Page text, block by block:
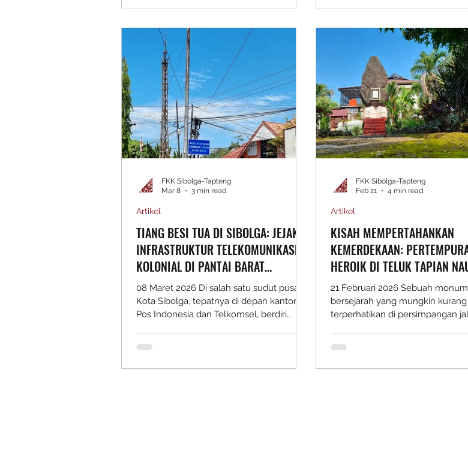
Masa.” Pameran ini digelar di Kedai Kopi
April hingga 17 Mei 2026 sebagai bagian
dari upaya membangun kesadaran
masyarakat terhadap sejarah dan identitas
Kota Sibolga. Kegiatan ini didukung oleh
Balai Pelestarian Kebudayaan (B
Cerita.” Diskusi ini menjadi wadah
budayawan, pemerintah, dan
muda untuk melihat kembali
Sibolga sebagai kota yang kaya
namun masih menghadapi
besar dalam pelestarian
TIANG BESI TUA DI SIBOLGA: JEJAK
INFRASTRUKTUR TELEKOMUNIKASI
KOLONIAL DI PANTAI BARAT
SUMATRA
08 Maret 2026 Di salah satu sudut pusat
Kota Sibolga, tepatnya di depan kantor PT
Pos Indonesia dan Telkomsel, berdiri
seperti bagian dari infrastruktur lama yang
tertinggal di tengah perkembangan kota
Artikel
FKK Sibolga-Tapteng
Mar 8
3 min read
KISAH MEMPERTAHANKAN
KEMERDEKAAN:
HEROIK DI TELUK TAPIAN
21 Februari 2026 Sebuah
bersejarah yang mungkin kurang
terperhatikan di persimpangan
TNI AL. Tugu Pertempuran Teluk
Nauli yang diresmikan oleh
Artikel
FKK Sibolga-Tapteng
Feb 21
4 min read